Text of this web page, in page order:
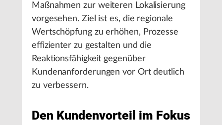
Maßnahmen zur weiteren Lokalisierung
vorgesehen. Ziel ist es, die regionale
Wertschöpfung zu erhöhen, Prozesse
effizienter zu gestalten und die
Reaktionsfähigkeit gegenüber
Kundenanforderungen vor Ort deutlich
zu verbessern.
Den Kundenvorteil im Fokus